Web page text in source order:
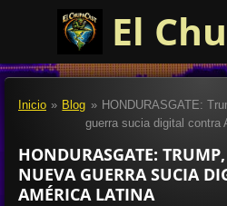
principal
El
Inicio » Blog » HONDURASGATE:
guerra sucia digital contra
HONDURASGATE:
NUEVA GUERRA SUCIA
AMÉRICA LATINA